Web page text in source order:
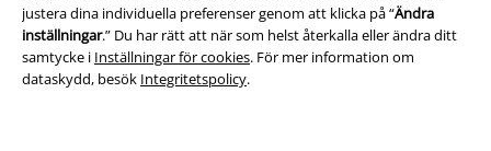
justera dina individuella preferenser genom att klicka på “Ändra
inställningar.” Du har rätt att när som helst återkalla eller ändra ditt
samtycke i Inställningar för cookies. För mer information om
dataskydd, besök Integritetspolicy.